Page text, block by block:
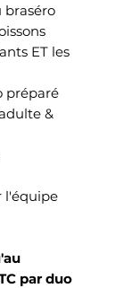
braséro
ET les
préparé
&
l'équipe
par duo